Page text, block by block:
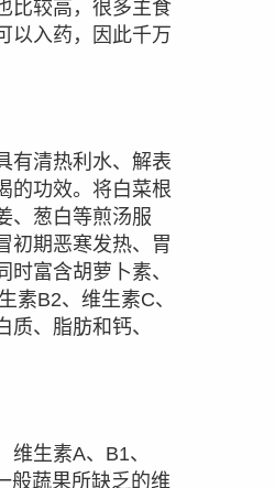
比较高，很多主食
以入药，因此千万
有清热利水、解表
的功效。将白菜根
、葱白等煎汤服
初期恶寒发热、胃
时富含胡萝卜素、
素B2、维生素C、
质、脂肪和钙、
维生素A、B1、
般蔬果所缺乏的维